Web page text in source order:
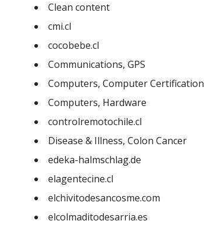
Clean content
cmi.cl
cocobebe.cl
Communications, GPS
Computers, Computer Certification
Computers, Hardware
controlremotochile.cl
Disease & Illness, Colon Cancer
edeka-halmschlag.de
elagentecine.cl
elchivitodesancosme.com
elcolmaditodesarria.es